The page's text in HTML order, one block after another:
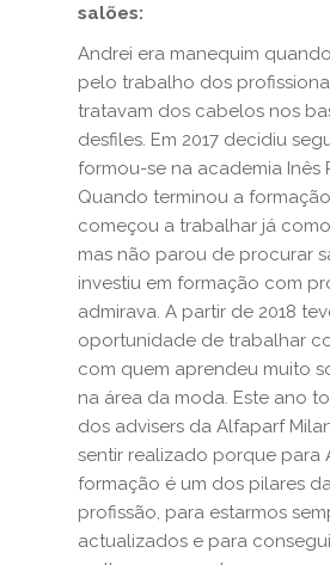
salões:
Andrei era manequim
pelo trabalho dos
tratavam dos cabelos nos
desfiles. Em 2017 decidiu
formou-se na academia Inês
Quando terminou a
começou a trabalhar já
mas não parou de procurar
investiu em formação com
admirava. A partir de 2018
oportunidade de trabalhar
com quem aprendeu muito
na área da moda. Este ano
dos advisers da Alfaparf
sentir realizado porque para
formação é um dos pilares
profissão, para estarmos
actualizados e para